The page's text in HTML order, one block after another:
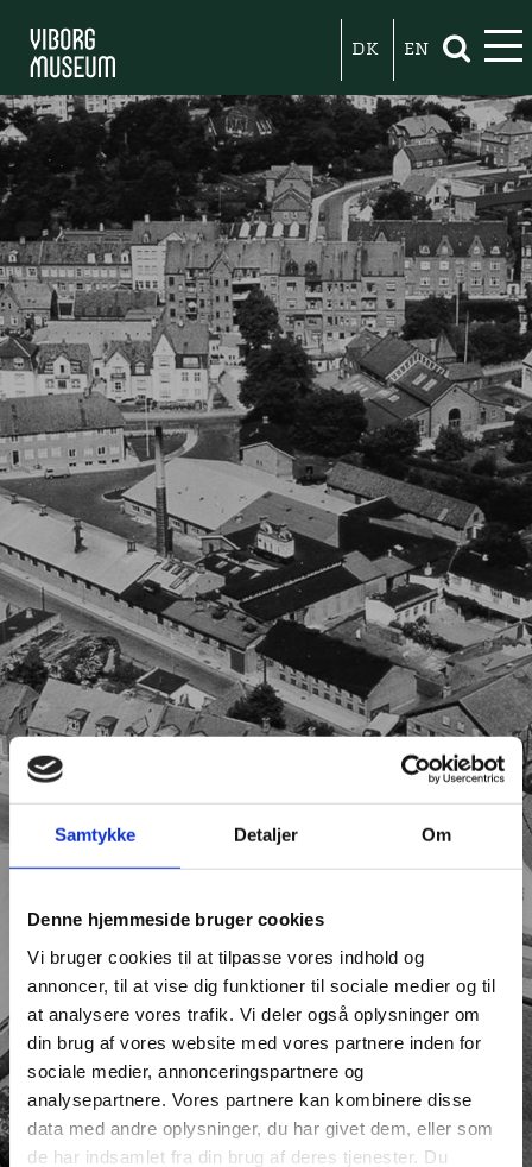
Samtykke Detaljer Om
Denne hjemmeside bruger cookies
Vi bruger cookies til at tilpasse vores indhold og
annoncer, til at vise dig funktioner til sociale medier og til
at analysere vores trafik. Vi deler også oplysninger om
din brug af vores website med vores partnere inden for
sociale medier, annonceringspartnere og
analysepartnere. Vores partnere kan kombinere disse
data med andre oplysninger, du har givet dem, eller som
de har indsamlet fra din brug af deres tjenester. Du
DK EN